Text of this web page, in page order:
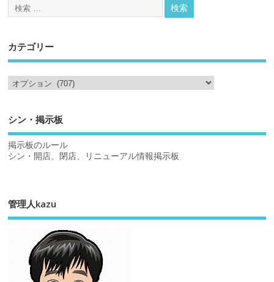
カテゴリー
シン・掲示板
掲示板のルール
シン・開店、閉店、リニューアル情報掲示板
管理人kazu